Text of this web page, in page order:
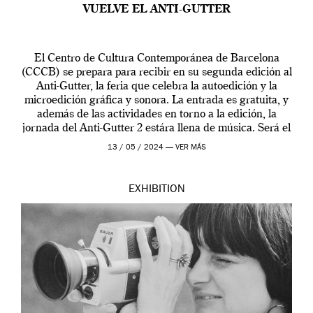
VUELVE EL ANTI-GUTTER
El Centro de Cultura Contemporánea de Barcelona
(CCCB) se prepara para recibir en su segunda edición al
Anti-Gutter, la feria que celebra la autoedición y la
microedición gráfica y sonora. La entrada es gratuita, y
además de las actividades en torno a la edición, la
jornada del Anti-Gutter 2 estára llena de música. Será el
[…]
13 / 05 / 2024 — VER MÁS
EXHIBITION